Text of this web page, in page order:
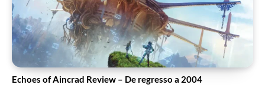
Echoes of Aincrad Review – De regresso a 2004